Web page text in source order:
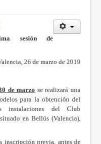
sesión de
26 de marzo de 2019
de marzo se realizará una
para la obtención del
instalaciones del Club
en Bellús (Valencia),
inscripción previa, antes de